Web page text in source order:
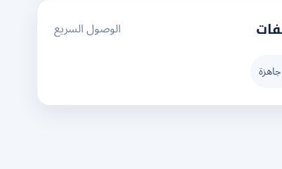
الوصول السريع